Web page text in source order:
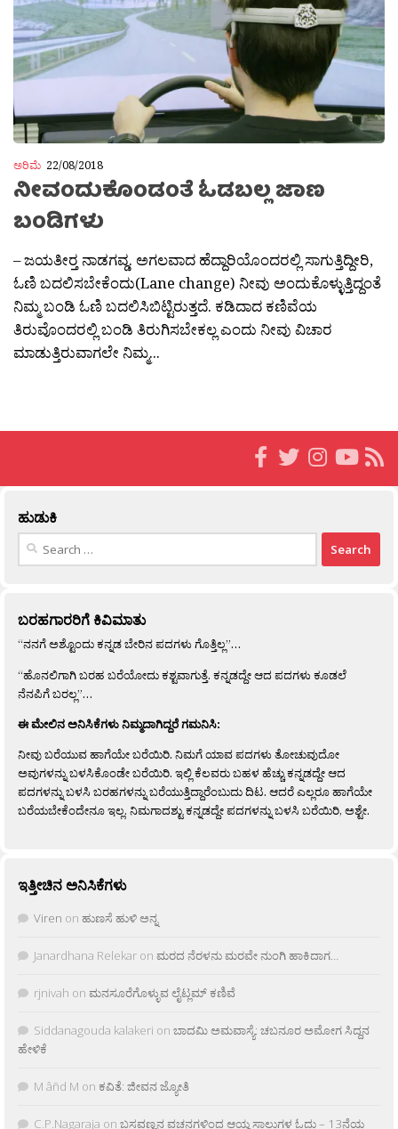
ಅರಿಮೆ 22/08/2018
ನೀವಂದುಕೊಂಡಂತೆ ಓಡಬಲ್ಲ ಜಾಣ
ಬಂಡಿಗಳು
– ಜಯತೀರ‍್ತ ನಾಡಗವ್ಡ. ಅಗಲವಾದ ಹೆದ್ದಾರಿಯೊಂದರಲ್ಲಿ ಸಾಗುತ್ತಿದ್ದೀರಿ,
ಓಣಿ ಬದಲಿಸಬೇಕೆಂದು(Lane change) ನೀವು ಅಂದುಕೊಳ್ಳುತ್ತಿದ್ದಂತೆ
ನಿಮ್ಮ ಬಂಡಿ ಓಣಿ ಬದಲಿಸಿಬಿಟ್ಟಿರುತ್ತದೆ. ಕಡಿದಾದ ಕಣಿವೆಯ
ತಿರುವೊಂದರಲ್ಲಿ ಬಂಡಿ ತಿರುಗಿಸಬೇಕಲ್ಲ ಎಂದು ನೀವು ವಿಚಾರ
ಮಾಡುತ್ತಿರುವಾಗಲೇ ನಿಮ್ಮ...
ಹುಡುಕಿ
Search
ಬರಹಗಾರರಿಗೆ ಕಿವಿಮಾತು
“ನನಗೆ ಅಶ್ಟೊಂದು ಕನ್ನಡ ಬೇರಿನ ಪದಗಳು ಗೊತ್ತಿಲ್ಲ”…
“ಹೊನಲಿಗಾಗಿ ಬರಹ ಬರೆಯೋದು ಕಶ್ಟವಾಗುತ್ತೆ. ಕನ್ನಡದ್ದೇ ಆದ ಪದಗಳು ಕೂಡಲೆ
ನೆನಪಿಗೆ ಬರಲ್ಲ”…
ಈ ಮೇಲಿನ ಅನಿಸಿಕೆಗಳು ನಿಮ್ಮದಾಗಿದ್ದರೆ ಗಮನಿಸಿ:
ನೀವು ಬರೆಯುವ ಹಾಗೆಯೇ ಬರೆಯಿರಿ. ನಿಮಗೆ ಯಾವ ಪದಗಳು ತೋಚುವುದೋ
ಅವುಗಳನ್ನು ಬಳಸಿಕೊಂಡೇ ಬರೆಯಿರಿ. ಇಲ್ಲಿ ಕೆಲವರು ಬಹಳ ಹೆಚ್ಚು ಕನ್ನಡದ್ದೇ ಆದ
ಪದಗಳನ್ನು ಬಳಸಿ ಬರಹಗಳನ್ನು ಬರೆಯುತ್ತಿದ್ದಾರೆಂಬುದು ದಿಟ. ಆದರೆ ಎಲ್ಲರೂ ಹಾಗೆಯೇ
ಬರೆಯಬೇಕೆಂದೇನೂ ಇಲ್ಲ. ನಿಮಗಾದಶ್ಟು ಕನ್ನಡದ್ದೇ ಪದಗಳನ್ನು ಬಳಸಿ ಬರೆಯಿರಿ, ಅಶ್ಟೇ.
ಇತ್ತೀಚಿನ ಅನಿಸಿಕೆಗಳು
Viren on ಹುಣಸೆ ಹುಳಿ ಅನ್ನ
Janardhana Relekar on ಮರದ ನೆರಳನು ಮರವೇ ನುಂಗಿ ಹಾಕಿದಾಗ…
rjnivah on ಮನಸೂರೆಗೊಳ್ಳುವ ಲೈಟ್ಲಮ್ ಕಣಿವೆ
Siddanagouda kalakeri on ಬಾದಮಿ ಅಮವಾಸ್ಯೆ: ಚಬನೂರ ಅಮೋಗ ಸಿದ್ದನ
ಹೇಳಿಕೆ
M âñd M on ಕವಿತೆ: ಜೀವನ ಜ್ಯೋತಿ
C.P.Nagaraja on ಬಸವಣ್ಣನ ವಚನಗಳಿಂದ ಆಯ್ದ ಸಾಲುಗಳ ಓದು – 13ನೆಯ